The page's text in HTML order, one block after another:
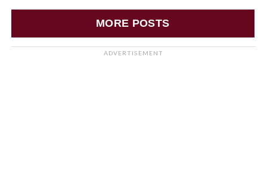
MORE POSTS
ADVERTISEMENT